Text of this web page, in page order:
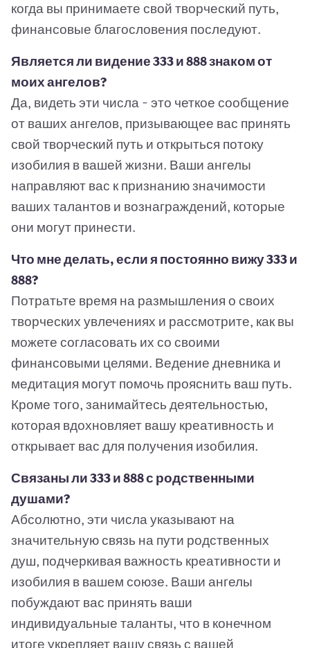
когда вы принимаете свой творческий путь,
финансовые благословения последуют.
Является ли видение 333 и 888 знаком от
моих ангелов?
Да, видеть эти числа - это четкое сообщение
от ваших ангелов, призывающее вас принять
свой творческий путь и открыться потоку
изобилия в вашей жизни. Ваши ангелы
направляют вас к признанию значимости
ваших талантов и вознаграждений, которые
они могут принести.
Что мне делать, если я постоянно вижу 333 и
888?
Потратьте время на размышления о своих
творческих увлечениях и рассмотрите, как вы
можете согласовать их со своими
финансовыми целями. Ведение дневника и
медитация могут помочь прояснить ваш путь.
Кроме того, занимайтесь деятельностью,
которая вдохновляет вашу креативность и
открывает вас для получения изобилия.
Связаны ли 333 и 888 с родственными
душами?
Абсолютно, эти числа указывают на
значительную связь на пути родственных
душ, подчеркивая важность креативности и
изобилия в вашем союзе. Ваши ангелы
побуждают вас принять ваши
индивидуальные таланты, что в конечном
итоге укрепляет вашу связь с вашей